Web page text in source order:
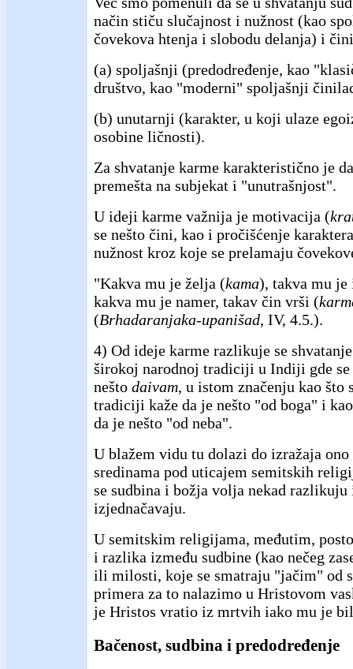
način stiču slučajnost i nužnost (kao
čovekova htenja i slobodu delanja) i
(a) spoljašnji (predodređenje, kao
društvo, kao "moderni" spoljašnji
(b) unutarnji (karakter, u koji ulaze
osobine ličnosti).
Za shvatanje karme karakteristično je
premešta na subjekat i "unutrašnjost".
U ideji karme važnija je motivacija (
se nešto čini, kao i pročišćenje
nužnost kroz koje se prelamaju
"Kakva mu je želja (kama), takva mu je
kakva mu je namer, takav čin vrši (
(Brhadaranjaka-upanišad, IV, 4.5.).
4) Od ideje karme razlikuje se
širokoj narodnoj tradiciji u Indiji gde se
nešto daivam, u istom značenju kao što
tradiciji kaže da je nešto "od boga" i
da je nešto "od neba".
U blažem vidu tu dolazi do izražaja
sredinama pod uticajem semitskih
se sudbina i božja volja nekad razlikuju
izjednačavaju.
U semitskim religijama, međutim,
i razlika između sudbine (kao nečeg
ili milosti, koje se smatraju "jačim" od
primera za to nalazimo u Hristovom
je Hristos vratio iz mrtvih iako mu je
Bačenost, sudbina i predodređenje